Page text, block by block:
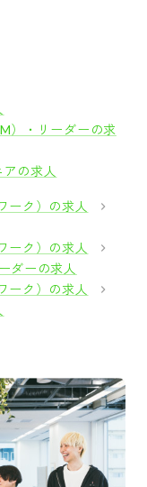
）・リーダーの求
の求人
ーク）の求人
ーク）の求人
ダーの求人
ーク）の求人